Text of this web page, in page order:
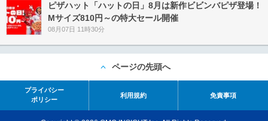
ピザハット「ハットの日」8月は新作ビビンバピザ登場！
Mサイズ810円～の特大セール開催
08月07日 11時30分
ページの先頭へ
プライバシー
ポリシー
利用規約 免責事項